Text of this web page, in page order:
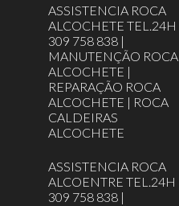
ASSISTENCIA ROCA
ALCOCHETE TEL.24H
309 758 838 |
MANUTENÇÃO ROCA
ALCOCHETE |
REPARAÇÃO ROCA
ALCOCHETE | ROCA
CALDEIRAS
ALCOCHETE
ASSISTENCIA ROCA
ALCOENTRE TEL.24H
309 758 838 |